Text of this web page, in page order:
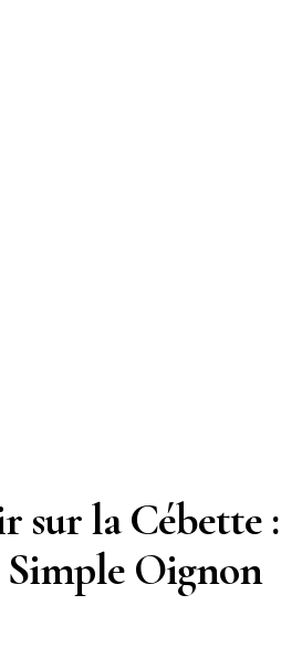
sur la Cébette :
Simple Oignon